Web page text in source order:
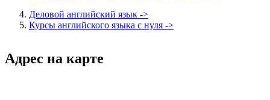
Деловой английский язык ->
Курсы английского языка с нуля ->
Адрес на карте